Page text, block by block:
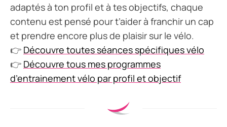
adaptés à ton profil et à tes objectifs, chaque
contenu est pensé pour t’aider à franchir un cap
et prendre encore plus de plaisir sur le vélo.
👉 Découvre toutes séances spécifiques vélo
👉 Découvre tous mes programmes
d’entrainement vélo par profil et objectif